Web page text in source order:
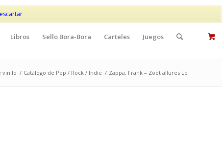
Mi cuenta Contacto
Libros Sello Bora-Bora Carteles Juegos
vinilo / Catálogo de Pop / Rock / Indie / Zappa, Frank – Zoot allures Lp